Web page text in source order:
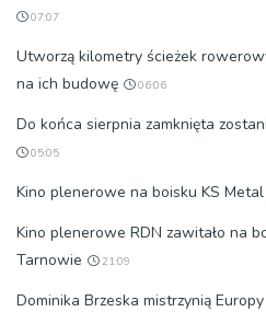
07:07
Utworzą kilometry ścieżek
na ich budowę
06:06
Do końca sierpnia zamknięta
05:05
Kino plenerowe na boisku KS
Kino plenerowe RDN zawitało na
Tarnowie
21:09
Dominika Brzeska mistrzynią